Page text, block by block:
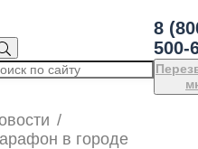
8
500-
в городе